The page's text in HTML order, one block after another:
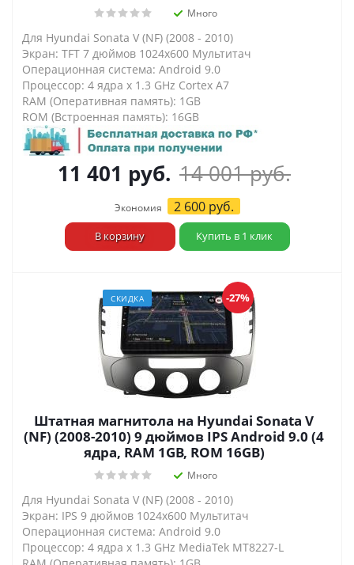
Много
Для Hyundai Sonata V (NF) (2008 - 2010)
Экран: TFT 7 дюймов 1024х600 Мультитач
Операционная система: Android 9.0
Процессор: 4 ядра х 1.3 GHz Cortex A7
RAM (Оперативная память): 1GB
ROM (Встроенная память): 16GB
11 401 руб. 14 001руб.
Экономия 2 600руб.
В корзину Купить в 1 клик
СКИДКА -27%
Штатная магнитола на Hyundai Sonata V
(NF) (2008-2010) 9 дюймов IPS Android 9.0 (4
ядра, RAM 1GB, ROM 16GB)
Много
Для Hyundai Sonata V (NF) (2008 - 2010)
Экран: IPS 9 дюймов 1024х600 Мультитач
Операционная система: Android 9.0
Процессор: 4 ядра х 1.3 GHz MediaTek MT8227-L